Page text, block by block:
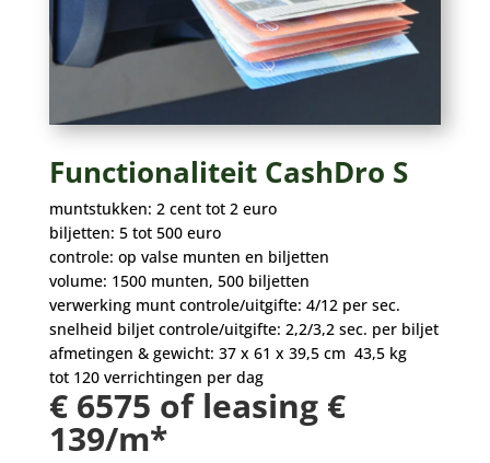
Functionaliteit CashDro S
muntstukken: 2 cent tot 2 euro
biljetten: 5 tot 500 euro
controle: op valse munten en biljetten
volume: 1500 munten, 500 biljetten
verwerking munt controle/uitgifte: 4/12 per sec.
snelheid biljet controle/uitgifte: 2,2/3,2 sec. per biljet
afmetingen & gewicht: 37 x 61 x 39,5 cm 43,5 kg
tot 120 verrichtingen per dag
€ 6575 of leasing €
139/m*